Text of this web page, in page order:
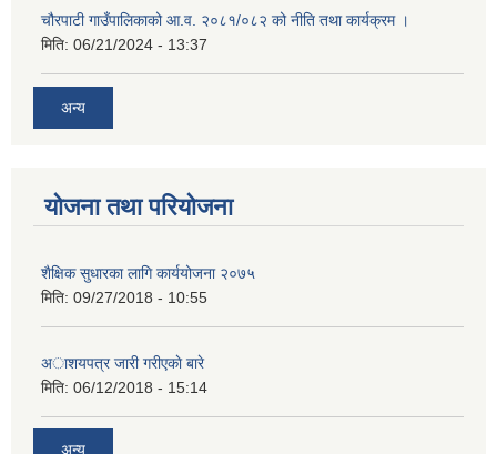
चौरपाटी गाउँपालिकाको आ.व. २०८१/०८२ को नीति तथा कार्यक्रम ।
मिति: 06/21/2024 - 13:37
अन्य
योजना तथा परियोजना
शैक्षिक सुधारका लागि कार्ययोजना २०७५
मिति: 09/27/2018 - 10:55
अाशयपत्र जारी गरीएकाे बारे
मिति: 06/12/2018 - 15:14
अन्य